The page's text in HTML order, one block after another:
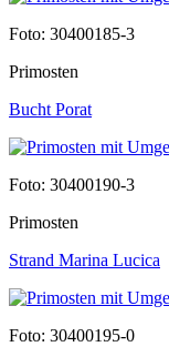
Foto: 30400185-3
Primosten
Bucht Porat
Foto: 30400190-3
Primosten
Strand Marina Lucica
Foto: 30400195-0